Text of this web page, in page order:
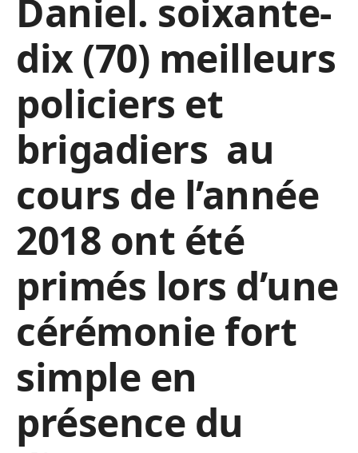
Daniel. soixante-
dix (70) meilleurs
policiers et
brigadiers au
cours de l’année
2018 ont été
primés lors d’une
cérémonie fort
simple en
présence du